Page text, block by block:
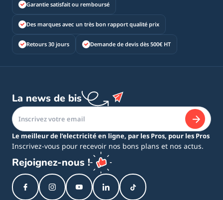
Garantie satisfait ou remboursé
Des marques avec un très bon rapport qualité prix
Retours 30 jours Demande de devis dès 500€ HT
La news de bis
Le meilleur de l’electricité en ligne, par les Pros, pour les Pros
Inscrivez-vous pour recevoir nos bons plans et nos actus.
Rejoignez-nous !